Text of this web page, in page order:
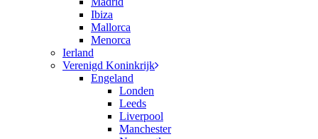
Ibiza
Mallorca
Menorca
Ierland
Verenigd Koninkrijk
Engeland
Londen
Leeds
Liverpool
Manchester